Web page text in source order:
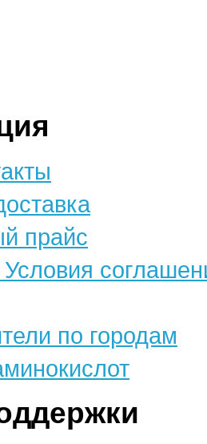
прайс
Условия
по городам